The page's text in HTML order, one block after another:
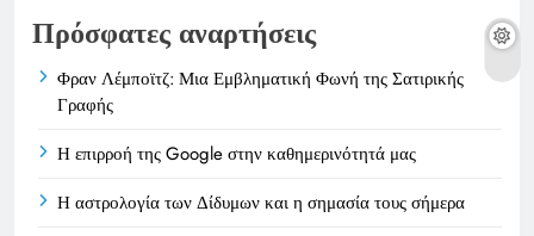
Πρόσφατες αναρτήσεις
Φραν Λέμποϊτζ: Μια Εμβληματική Φωνή της Σατιρικής
Γραφής
Η επιρροή της Google στην καθημερινότητά μας
Η αστρολογία των Δίδυμων και η σημασία τους σήμερα